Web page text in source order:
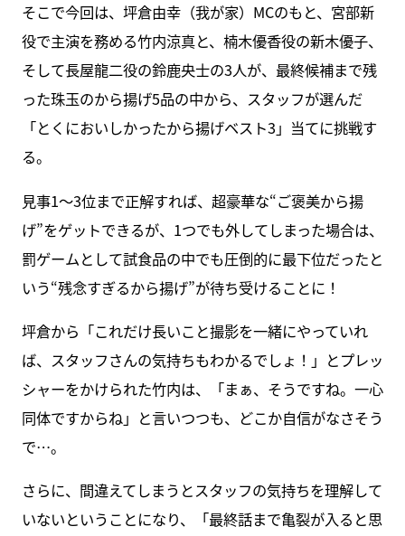
そこで今回は、坪倉由幸（我が家）MCのもと、宮部新
役で主演を務める竹内涼真と、楠木優香役の新木優子、
そして長屋龍二役の鈴鹿央士の3人が、最終候補まで残
った珠玉のから揚げ5品の中から、スタッフが選んだ
「とくにおいしかったから揚げベスト3」当てに挑戦す
る。
見事1～3位まで正解すれば、超豪華な“ご褒美から揚
げ”をゲットできるが、1つでも外してしまった場合は、
罰ゲームとして試食品の中でも圧倒的に最下位だったと
いう“残念すぎるから揚げ”が待ち受けることに！
坪倉から「これだけ長いこと撮影を一緒にやっていれ
ば、スタッフさんの気持ちもわかるでしょ！」とプレッ
シャーをかけられた竹内は、「まぁ、そうですね。一心
同体ですからね」と言いつつも、どこか自信がなさそう
で…。
さらに、間違えてしまうとスタッフの気持ちを理解して
いないということになり、「最終話まで亀裂が入ると思